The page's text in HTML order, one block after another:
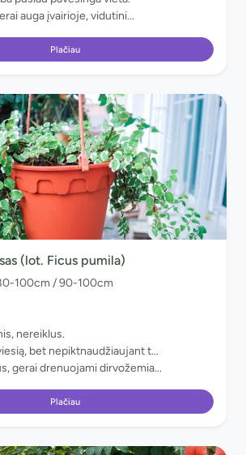
auga įvairioje, vidutini...
Plačiau
(lot. Ficus pumila)
100cm / 90-100cm
nereiklus.
bet nepiktnaudžiaujant t...
gerai drenuojami dirvožemia...
Plačiau